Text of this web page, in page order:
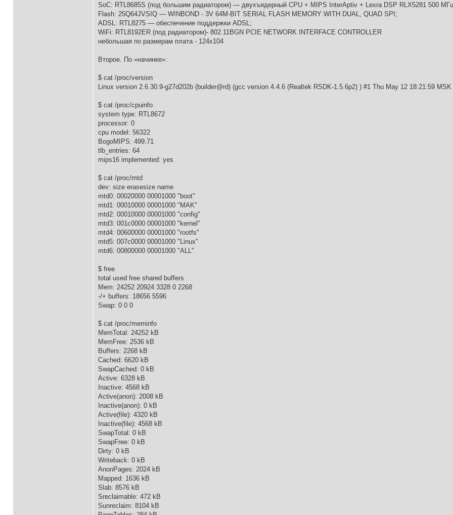
SoC: RTL8685S (под большим радиатором) — двухъядерный CPU + MIPS InterAptiv + Lexra DSP RLX5281 500
Flash: 25Q64JVSIQ — WINBOND - 3V 64M-BIT SERIAL FLASH MEMORY WITH DUAL, QUAD SPI;
ADSL: RTL8275 — обеспечение поддержки ADSL;
WiFi: RTL8192ER (под радиатором)- 802.11BGN PCIE NETWORK INTERFACE CONTROLLER
небольшая по размерам плата - 124х104
Второе. По «начинке»:
$ cat /proc/version
Linux version 2.6.30.9-g27d202b (builder@rd) (gcc version 4.4.6 (Realtek RSDK-1.5.6p2) ) #1 Thu May 12 18:21:59 MSK
$ cat /proc/cpuinfo
system type: RTL8672
processor: 0
cpu model: 56322
BogoMIPS: 499.71
tlb_entries: 64
mips16 implemented: yes
$ cat /proc/mtd
dev: size erasesize name
mtd0: 00020000 00001000 "boot"
mtd1: 00010000 00001000 "MAK"
mtd2: 00010000 00001000 "config"
mtd3: 001c0000 00001000 "kernel"
mtd4: 00600000 00001000 "rootfs"
mtd5: 007c0000 00001000 "Linux"
mtd6: 00800000 00001000 "ALL"
$ free
total used free shared buffers
Mem: 24252 20924 3328 0 2268
-/+ buffers: 18656 5596
Swap: 0 0 0
$ cat /proc/meminfo
MemTotal: 24252 kB
MemFree: 2536 kB
Buffers: 2268 kB
Cached: 6620 kB
SwapCached: 0 kB
Active: 6328 kB
Inactive: 4568 kB
Active(anon): 2008 kB
Inactive(anon): 0 kB
Active(file): 4320 kB
Inactive(file): 4568 kB
SwapTotal: 0 kB
SwapFree: 0 kB
Dirty: 0 kB
Writeback: 0 kB
AnonPages: 2024 kB
Mapped: 1636 kB
Slab: 8576 kB
Sreclaimable: 472 kB
Sunreclaim: 8104 kB